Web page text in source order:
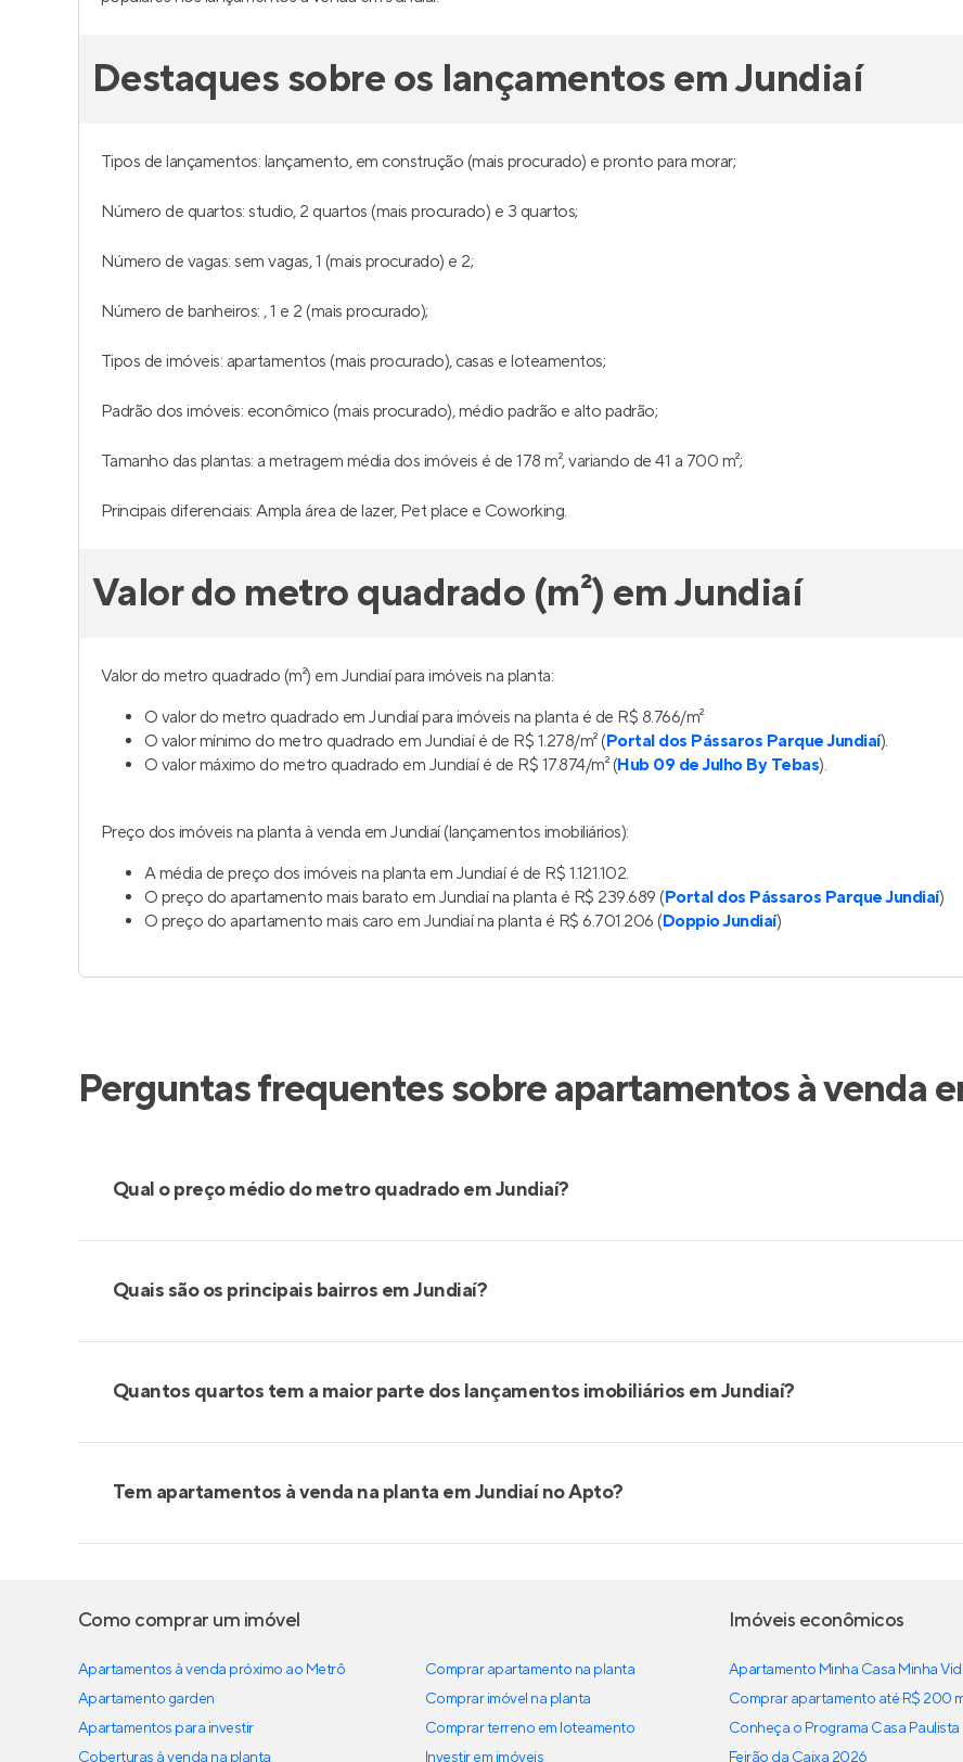
Destaques sobre os lançamentos em Jundiaí
Tipos de lançamentos: lançamento, em construção (mais procurado) e pronto para morar;
Número de quartos: studio, 2 quartos (mais procurado) e 3 quartos;
Número de vagas: sem vagas, 1 (mais procurado) e 2;
Número de banheiros: , 1 e 2 (mais procurado);
Tipos de imóveis: apartamentos (mais procurado), casas e loteamentos;
Padrão dos imóveis: econômico (mais procurado), médio padrão e alto padrão;
Tamanho das plantas: a metragem média dos imóveis é de 178 m², variando de 41 a 700 m²;
Principais diferenciais: Ampla área de lazer, Pet place e Coworking.
Valor do metro quadrado (m²) em Jundiaí
Valor do metro quadrado (m²) em Jundiaí para imóveis na planta:
O valor do metro quadrado em Jundiaí para imóveis na planta é de R$ 8.766/m²
O valor mínimo do metro quadrado em Jundiaí é de R$ 1.278/m² (Portal dos Pássaros Parque Jundiaí).
O valor máximo do metro quadrado em Jundiaí é de R$ 17.874/m² (Hub 09 de Julho By Tebas).
Preço dos imóveis na planta à venda em Jundiaí (lançamentos imobiliários):
A média de preço dos imóveis na planta em Jundiaí é de R$ 1.121.102.
O preço do apartamento mais barato em Jundiaí na planta é R$ 239.689 (Portal dos Pássaros Parque Jundiaí)
O preço do apartamento mais caro em Jundiaí na planta é R$ 6.701.206 (Doppio Jundiaí)
Perguntas frequentes sobre apartamentos à venda
Qual o preço médio do metro quadrado em Jundiaí?
Quais são os principais bairros em Jundiaí?
Quantos quartos tem a maior parte dos lançamentos imobiliários em Jundiaí?
Tem apartamentos à venda na planta em Jundiaí no Apto?
Como comprar um imóvel
Apartamentos à venda próximo ao Metrô
Apartamento garden
Apartamentos para investir
Coberturas à venda na planta
Comprar apartamento na planta
Comprar imóvel na planta
Comprar terreno em loteamento
Investir em imóveis
Imóveis econômicos
Apartamento Minha Casa Minha
Comprar apartamento até R$ 200
Conheça o Programa Casa Paulista
Feirão da Caixa 2026